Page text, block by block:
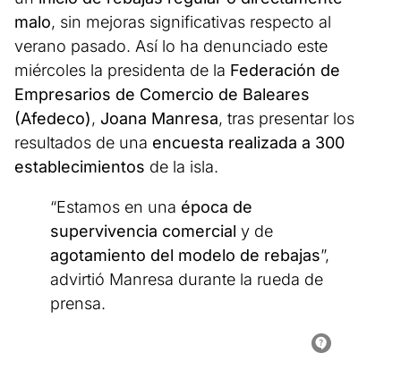
malo, sin mejoras significativas respecto al
verano pasado. Así lo ha denunciado este
miércoles la presidenta de la Federación de
Empresarios de Comercio de Baleares
(Afedeco), Joana Manresa, tras presentar los
resultados de una encuesta realizada a 300
establecimientos de la isla.
“Estamos en una época de
supervivencia comercial y de
agotamiento del modelo de rebajas”,
advirtió Manresa durante la rueda de
prensa.